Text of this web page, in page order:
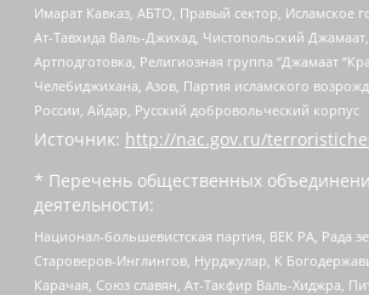
Имарат Кавказ, АБТО, Правый сектор,
Ат-Тавхида Валь-Джихад, Чистопольский
Артподготовка, Религиозная группа “Джамаат
Челебиджихана, Азов, Партия исламского
России, Айдар, Русский добровольческий корпус
Источник: http://nac.gov.ru/
* Перечень общественных
деятельности:
Национал-большевистская партия, ВЕК РА, Рада
Староверов-Инглингов, Нурджулар, К
Карачая, Союз славян, Ат-Такфир Валь-Хиджра,